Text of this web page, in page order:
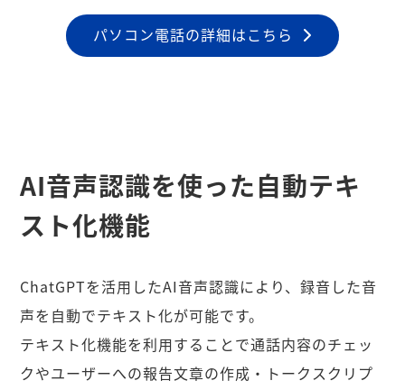
パソコン電話の詳細はこちら
AI音声認識を使った自動テキ
スト化機能
ChatGPTを活用したAI音声認識により、録音した音
声を自動でテキスト化が可能です。
テキスト化機能を利用することで通話内容のチェッ
クやユーザーへの報告文章の作成・トークスクリプ